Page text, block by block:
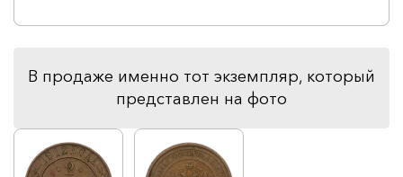
В продаже именно тот экземпляр, который
представлен на фото